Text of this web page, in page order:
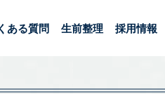
ある質問 生前整理 採用情報